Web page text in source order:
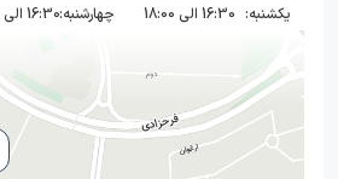
یکشنبه: 16:30 الی 18:00 چهارشنبه:16:30 الی 18:00